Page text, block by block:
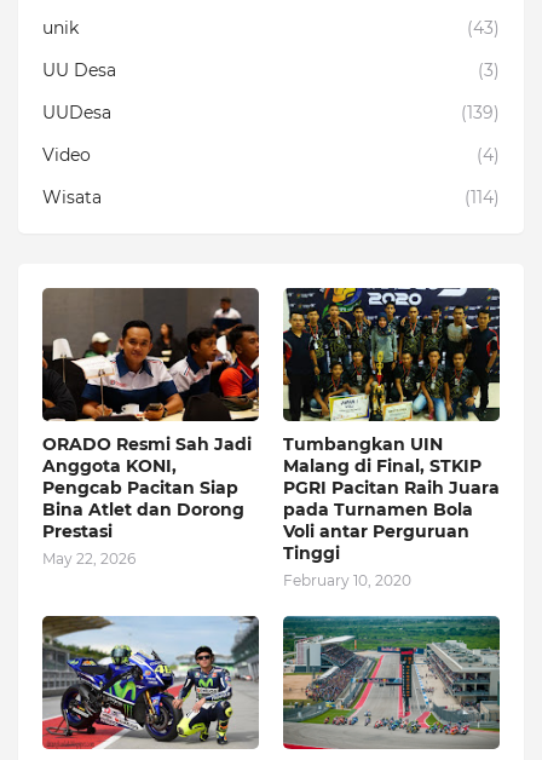
unik
(43)
UU Desa
(3)
UUDesa
(139)
Video
(4)
Wisata
(114)
ORADO Resmi Sah Jadi
Anggota KONI,
Pengcab Pacitan Siap
Bina Atlet dan Dorong
Prestasi
May 22, 2026
Tumbangkan UIN
Malang di Final, STKIP
PGRI Pacitan Raih Juara
pada Turnamen Bola
Voli antar Perguruan
Tinggi
February 10, 2020